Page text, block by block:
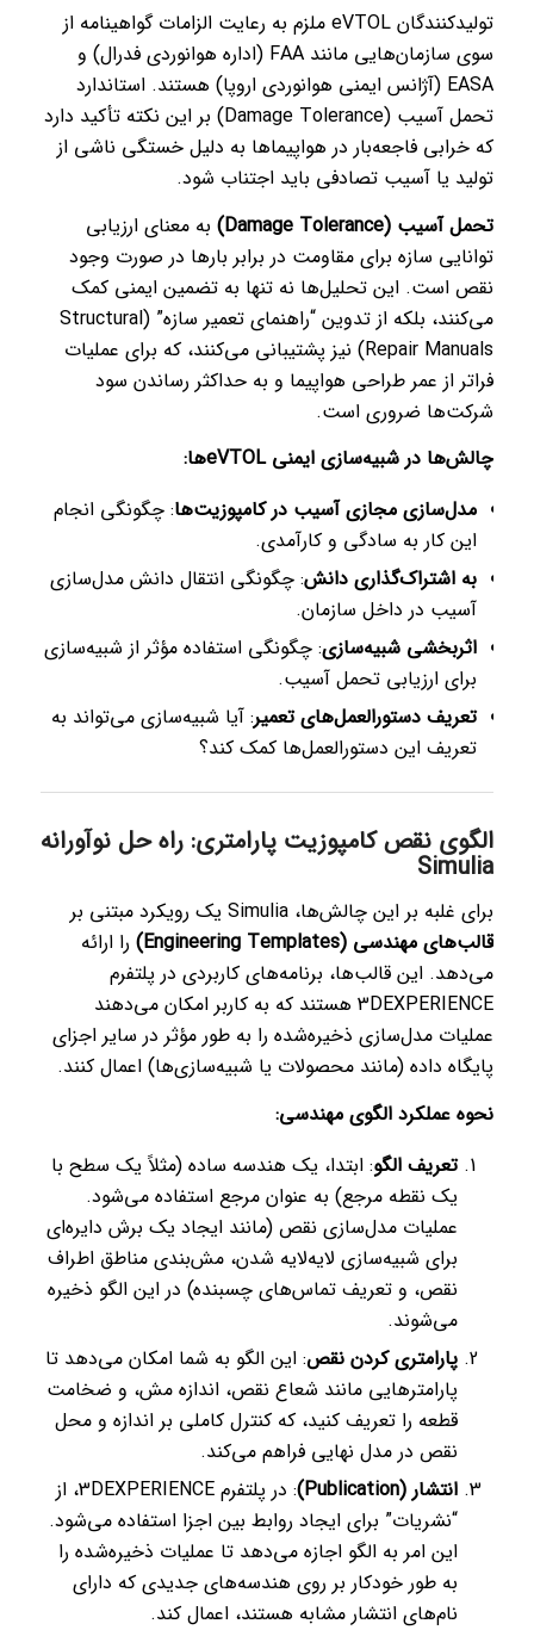
تولیدکنندگان eVTOL ملزم به رعایت الزامات گواهینامه از
سوی سازمان‌هایی مانند FAA (اداره هوانوردی فدرال) و
EASA (آژانس ایمنی هوانوردی اروپا) هستند. استاندارد
تحمل آسیب (Damage Tolerance) بر این نکته تأکید دارد
که خرابی فاجعه‌بار در هواپیماها به دلیل خستگی ناشی از
تولید یا آسیب تصادفی باید اجتناب شود.
تحمل آسیب (Damage Tolerance)
به معنای ارزیابی
توانایی سازه برای مقاومت در برابر بارها در صورت وجود
نقص است. این تحلیل‌ها نه تنها به تضمین ایمنی کمک
می‌کنند، بلکه از تدوین “راهنمای تعمیر سازه” (Structural
Repair Manuals) نیز پشتیبانی می‌کنند، که برای عملیات
فراتر از عمر طراحی هواپیما و به حداکثر رساندن سود
شرکت‌ها ضروری است.
چالش‌ها در شبیه‌سازی ایمنی eVTOLها:
مدل‌سازی مجازی آسیب در کامپوزیت‌ها: چگونگی انجام
این کار به سادگی و کارآمدی.
به اشتراک‌گذاری دانش: چگونگی انتقال دانش مدل‌سازی
آسیب در داخل سازمان.
اثربخشی شبیه‌سازی: چگونگی استفاده مؤثر از شبیه‌سازی
برای ارزیابی تحمل آسیب.
تعریف دستورالعمل‌های تعمیر: آیا شبیه‌سازی می‌تواند به
تعریف این دستورالعمل‌ها کمک کند؟
الگوی نقص کامپوزیت پارامتری: راه حل نوآورانه
Simulia
برای غلبه بر این چالش‌ها، Simulia یک رویکرد مبتنی بر
قالب‌های مهندسی (Engineering Templates)
را ارائه
می‌دهد. این قالب‌ها، برنامه‌های کاربردی در پلتفرم
3DEXPERIENCE هستند که به کاربر امکان می‌دهند
عملیات مدل‌سازی ذخیره‌شده را به طور مؤثر در سایر اجزای
پایگاه داده (مانند محصولات یا شبیه‌سازی‌ها) اعمال کنند.
نحوه عملکرد الگوی مهندسی:
تعریف الگو: ابتدا، یک هندسه ساده (مثلاً یک سطح با
یک نقطه مرجع) به عنوان مرجع استفاده می‌شود.
عملیات مدل‌سازی نقص (مانند ایجاد یک برش دایره‌ای
برای شبیه‌سازی لایه‌لایه شدن، مش‌بندی مناطق اطراف
نقص، و تعریف تماس‌های چسبنده) در این الگو ذخیره
می‌شوند.
پارامتری کردن نقص: این الگو به شما امکان می‌دهد تا
پارامترهایی مانند شعاع نقص، اندازه مش، و ضخامت
قطعه را تعریف کنید، که کنترل کاملی بر اندازه و محل
نقص در مدل نهایی فراهم می‌کند.
انتشار (Publication)
: در پلتفرم 3DEXPERIENCE، از
“نشریات” برای ایجاد روابط بین اجزا استفاده می‌شود.
این امر به الگو اجازه می‌دهد تا عملیات ذخیره‌شده را
به طور خودکار بر روی هندسه‌های جدیدی که دارای
نام‌های انتشار مشابه هستند، اعمال کند.